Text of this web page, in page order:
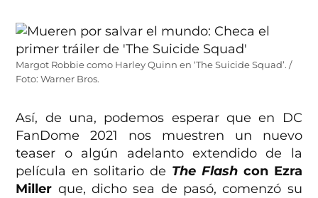
Margot Robbie como Harley Quinn en ‘The Suicide Squad’. /
Foto: Warner Bros.
Así, de una, podemos esperar que en DC
FanDome 2021 nos muestren un nuevo
teaser o algún adelanto extendido de la
película en solitario de The Flashcon Ezra
Miller que, dicho sea de pasó, comenzó su